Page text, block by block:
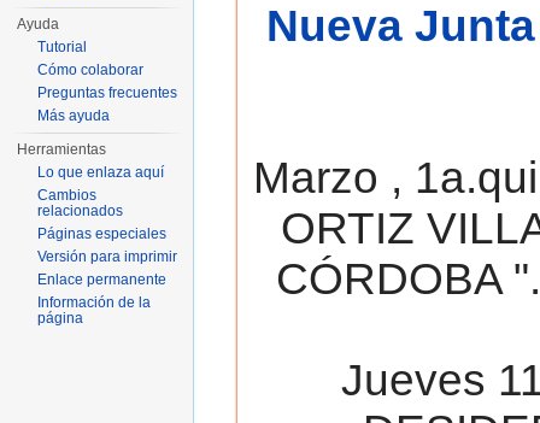
Nueva
Marzo ,
ORTIZ
CÓRDOBA
Jueves
Ayuda
Tutorial
Cómo colaborar
Preguntas frecuentes
Más ayuda
Herramientas
Lo que enlaza aquí
Cambios
relacionados
Páginas especiales
Versión para imprimir
Enlace permanente
Información de la
página